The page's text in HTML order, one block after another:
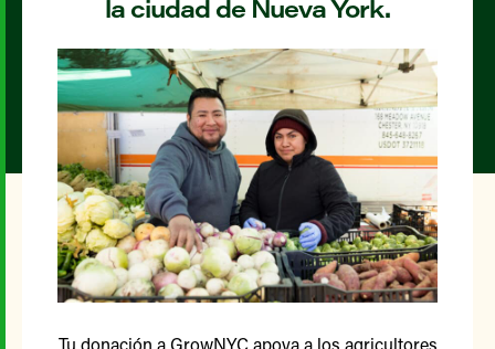
la ciudad de Nueva York.
Tu donación a GrowNYC apoya a los agricultores